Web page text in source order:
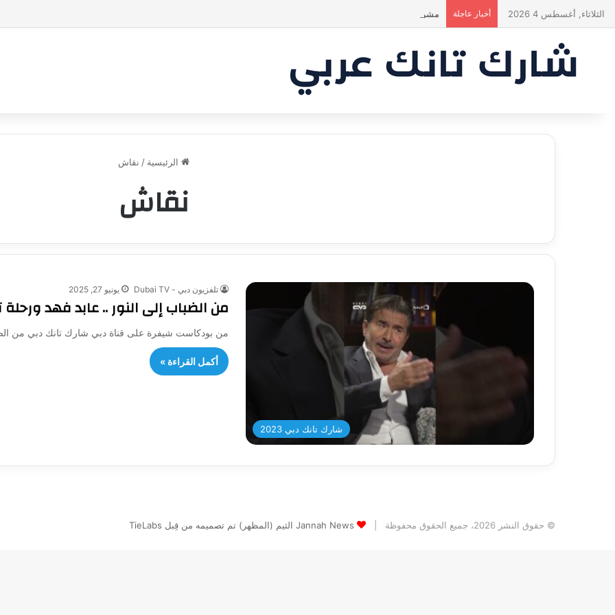
الثلاثاء, أغسطس 4 2026 أخبار عاجلة مشروع طموح .. لكن التقييم كان أكبر من أن يقنع الشاركس | #شارك تانك لعراق
الرئيسية / نقاش
نقاش
شارك تانك دبي 2023
تلفزيون دبي - Dubai TV يونيو 27, 2025
من الضباب إلى النور .. عابد فهد
من بودكاست شيفرة على قناة دبي شارك تانك دبي من
أكمل القراءة »
© حقوق النشر 2026، جميع الحقوق محفوظة | Jannah News الثيم (المظهر) تم تصميمه من قِبل TieLabs